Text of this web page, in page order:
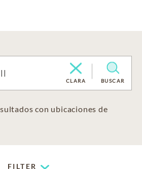
CLARA BUSCAR
con ubicaciones de
FILTER